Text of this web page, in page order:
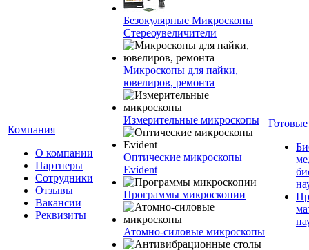
Компания
О компании
Партнеры
Сотрудники
Отзывы
Вакансии
Реквизиты
Безокулярные Микроскопы
Стереоувеличители
Микроскопы для пайки,
ювелиров, ремонта
Измерительные микроскопы
Оптические микроскопы
Evident
Программы микроскопии
Атомно-силовые микроскопы